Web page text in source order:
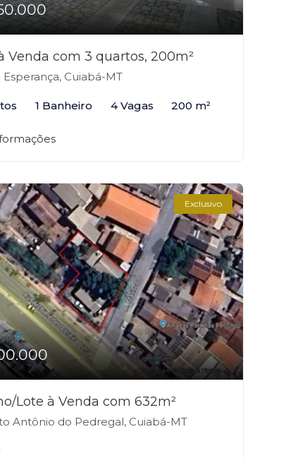
Venda com 3 quartos, 200m²
Esperança, Cuiabá-MT
1 Banheiro 4 Vagas 200 m²
Exclusivo
Lote à Venda com 632m²
Antônio do Pedregal, Cuiabá-MT